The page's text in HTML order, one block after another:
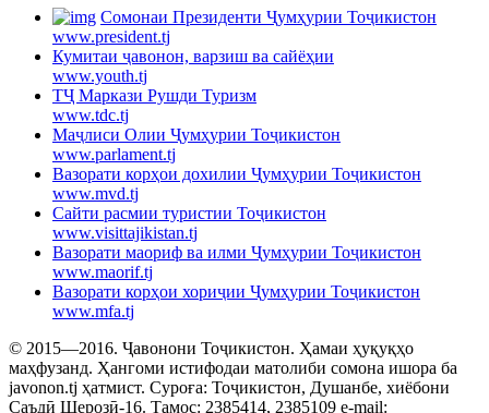
Cомонаи Президенти Ҷумҳурии Тоҷикистон
www.president.tj
Кумитаи ҷавонон, варзиш ва сайёҳии
www.youth.tj
ТҶ Маркази Рушди Туризм
www.tdc.tj
Маҷлиси Олии Ҷумҳурии Тоҷикистон
www.parlament.tj
Вазорати корҳои дохилии Ҷумҳурии Тоҷикистон
www.mvd.tj
Сайти расмии туристии Тоҷикистон
www.visittajikistan.tj
Вазорати маориф ва илми Ҷумҳурии Тоҷикистон
www.maorif.tj
Вазорати корҳои хориҷии Ҷумҳурии Тоҷикистон
www.mfa.tj
© 2015—2016. Ҷавонони Тоҷикистон. Ҳамаи ҳуқуқҳо
маҳфузанд. Ҳангоми истифодаи матолиби сомона ишора ба
javonon.tj ҳатмист. Суроға: Тоҷикистон, Душанбе, хиёбони
Саъдӣ Шерозӣ-16. Тамос: 2385414, 2385109 e-mail: